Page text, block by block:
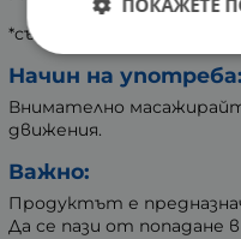
*съставки от еко
Начин на употреба:
Внимателно
движения.
Важно:
Продуктът е
Да се пази от попадане